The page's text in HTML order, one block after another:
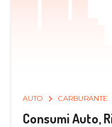
AUTO CARBURANTE
Consumi Auto,